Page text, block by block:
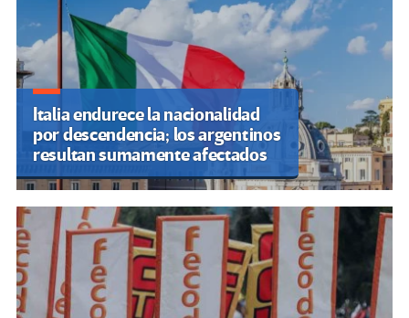
Italia endurece la nacionalidad
por descendencia; los argentinos
resultan sumamente afectados